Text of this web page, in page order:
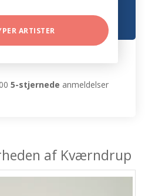
ARTISTER
5-stjernede anmeldelser
af Kværndrup